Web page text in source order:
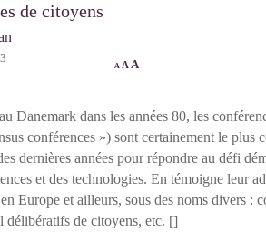
de citoyens
A A A
Danemark dans les années 80, les
conférences ») sont certainement le plus
dernières années pour répondre au défi
et des technologies. En témoigne leur
Europe et ailleurs, sous des noms divers :
délibératifs de citoyens, etc. []